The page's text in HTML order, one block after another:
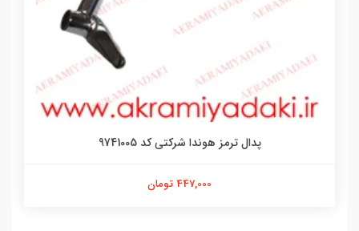
پدال ترمز هوندا شرکتی کد 9741005
447,000 تومان